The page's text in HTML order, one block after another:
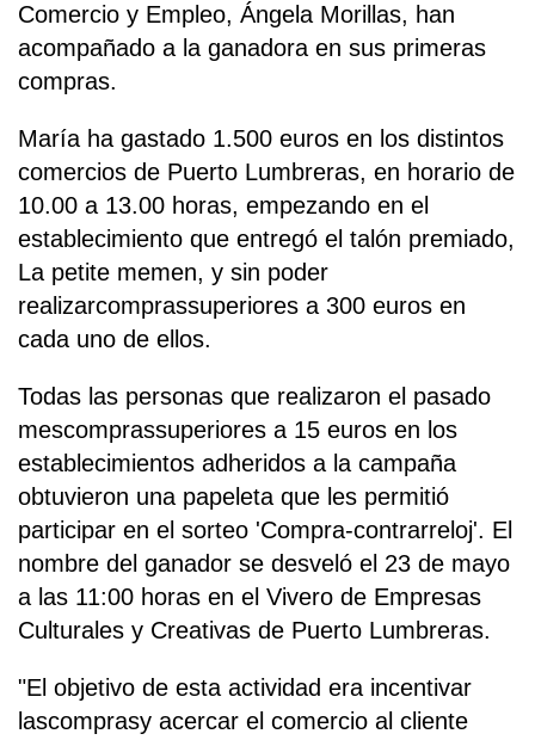
Comercio y Empleo, Ángela Morillas, han
acompañado a la ganadora en sus primeras
compras.
María ha gastado 1.500 euros en los distintos
comercios de Puerto Lumbreras, en horario de
10.00 a 13.00 horas, empezando en el
establecimiento que entregó el talón premiado,
La petite memen, y sin poder
realizarcomprassuperiores a 300 euros en
cada uno de ellos.
Todas las personas que realizaron el pasado
mescomprassuperiores a 15 euros en los
establecimientos adheridos a la campaña
obtuvieron una papeleta que les permitió
participar en el sorteo 'Compra-contrarreloj'. El
nombre del ganador se desveló el 23 de mayo
a las 11:00 horas en el Vivero de Empresas
Culturales y Creativas de Puerto Lumbreras.
"El objetivo de esta actividad era incentivar
lascomprasy acercar el comercio al cliente